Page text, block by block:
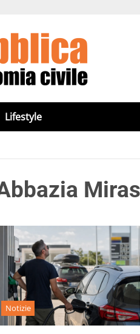
Lifestyle
Notizie